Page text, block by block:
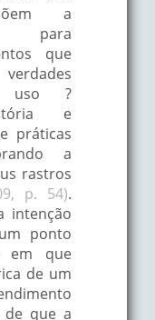
a
para
que
uso ?
e
práticas
a
rastros
p. 54).
intenção
ponto
em que
de um
de que a